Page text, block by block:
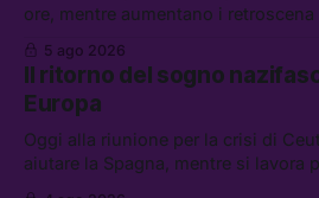
ore, mentre aumentano i
chi aspetta i dispersi di Ceuta, il
diluiti, e quanti attivisti anti data
5 ago 2026
Il ritorno del sogno
Europa
Oggi alla riunione per la crisi di
aiutare la Spagna, mentre si lavora